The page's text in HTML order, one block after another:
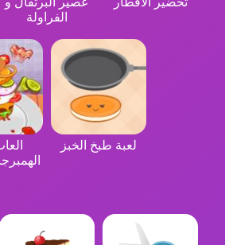
الفراولة
لعبة طبخ الخبز